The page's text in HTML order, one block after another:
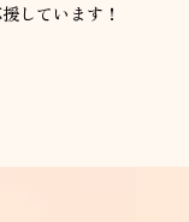
しています！